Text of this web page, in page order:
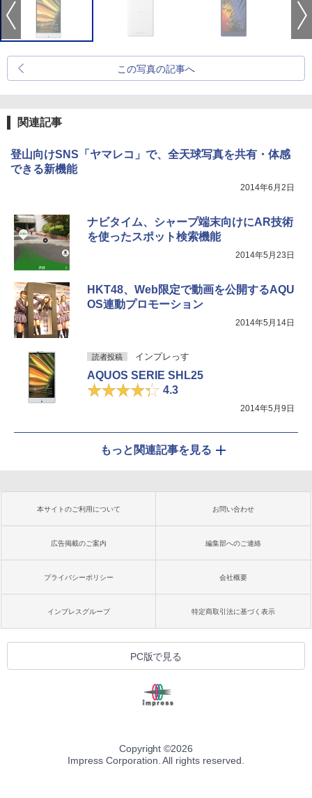
この写真の記事へ
関連記事
登山向けSNS「ヤマレコ」で、全天球写真を共有・体感
できる新機能
2014年6月2日
ナビタイム、シャープ端末向けにAR技術
を使ったスポット検索機能
2014年5月23日
HKT48、Web限定で動画を公開するAQU
OS連動プロモーション
2014年5月14日
読者投稿 インプレっす
AQUOS SERIE SHL25
4.3
2014年5月9日
もっと関連記事を見る
本サイトのご利用について お問い合わせ
広告掲載のご案内 編集部へのご連絡
プライバシーポリシー 会社概要
インプレスグループ 特定商取引法に基づく表示
PC版で見る
Copyright ©2026
Impress Corporation. All rights reserved.